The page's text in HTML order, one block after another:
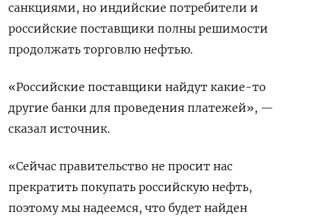
санкциями, но индийские потребители и
российские поставщики полны решимости
продолжать торговлю нефтью.
«Российские поставщики найдут какие-то
другие банки для проведения платежей», —
сказал источник.
«Сейчас правительство не просит нас
прекратить покупать российскую нефть,
поэтому мы надеемся, что будет найден